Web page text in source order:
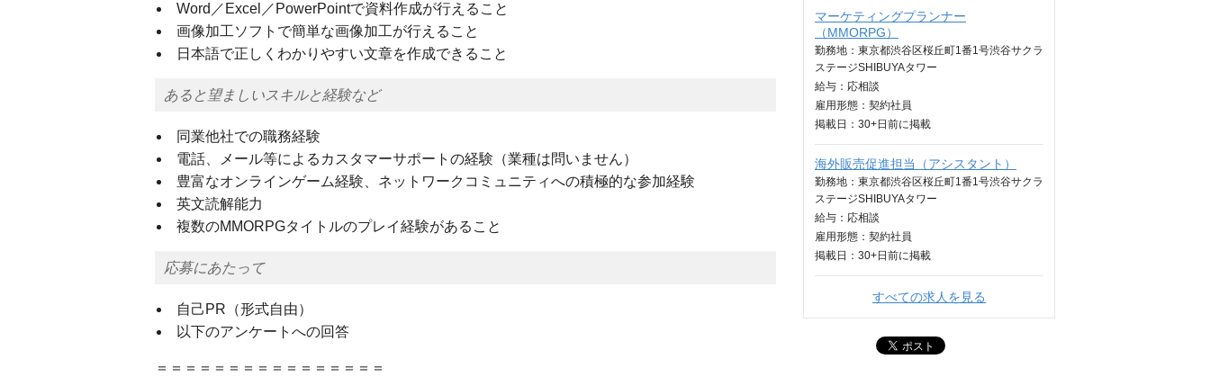
Word／Excel／PowerPointで資料作成が行えること
画像加工ソフトで簡単な画像加工が行えること
日本語で正しくわかりやすい文章を作成できること
あると望ましいスキルと経験など
同業他社での職務経験
電話、メール等によるカスタマーサポートの経験（業種は問いません）
豊富なオンラインゲーム経験、ネットワークコミュニティへの積極的な参加経験
英文読解能力
複数のMMORPGタイトルのプレイ経験があること
応募にあたって
自己PR（形式自由）
以下のアンケートへの回答
＝＝＝＝＝＝＝＝＝＝＝＝＝＝＝＝
マーケティングプランナー
（MMORPG）
勤務地：東京都渋谷区桜丘町1番1号渋谷サクラ
ステージSHIBUYAタワー
給与： 応相談
雇用形態：契約社員
掲載日： 30+日 前に掲載
海外販売促進担当（アシスタント）
勤務地：東京都渋谷区桜丘町1番1号渋谷サクラ
ステージSHIBUYAタワー
給与： 応相談
雇用形態：契約社員
掲載日： 30+日 前に掲載
すべての求人を見る